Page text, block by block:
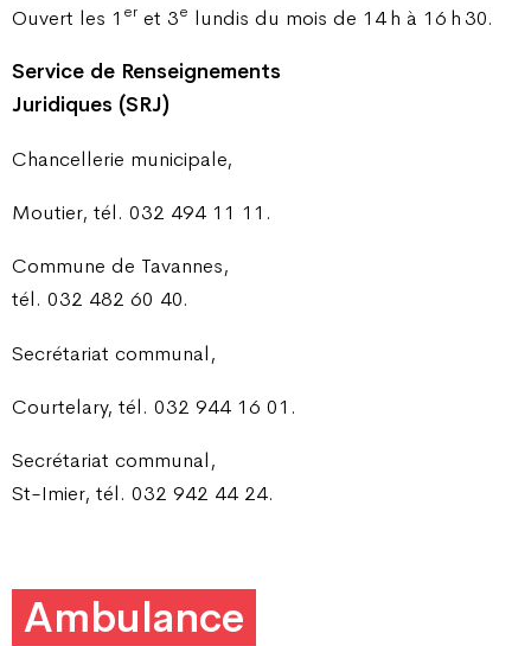
Ouvert les 1 er et 3e lundis du mois de 14 h à 16 h 30.
Service de Renseignements
Juridiques (SRJ)
Chancellerie municipale,
Moutier, tél. 032 494 11 11.
Commune de Tavannes,
tél. 032 482 60 40.
Secrétariat communal,
Courtelary, tél. 032 944 16 01.
Secrétariat communal,
St-Imier, tél. 032 942 44 24.
Ambulance